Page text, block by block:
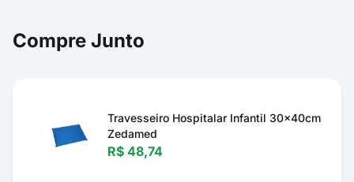
Compre Junto
Travesseiro Hospitalar Infantil 30x40cm
Zedamed
R$ 48,74